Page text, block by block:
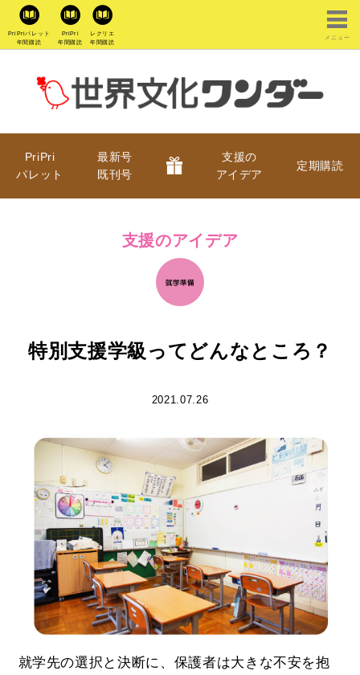
PriPriパレット
年間購読
PriPri
年間購読
レクリエ
年間購読
メニュー
PriPri
パレット
最新号
既刊号
支援の
アイデア
定期購読
支援のアイデア
特別支援学級ってどんなところ？
2021.07.26
就学先の選択と決断に、保護者は大きな不安を抱